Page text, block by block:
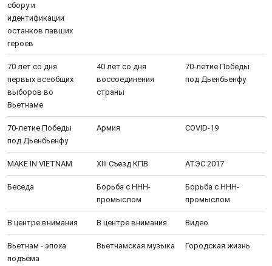
сбору и
идентификации
останков павших
героев
70 лет со дня
первых всеобщих
выборов во
Вьетнаме
40 лет со дня
воссоединения
страны
70-летие Победы
под Дьенбьенфу
70-летие Победы
под Дьенбьенфу
Aрмия COVID-19
MAKE IN VIETNAM XIII Cъезд КПВ АТЭС 2017
Беседа
Борьба с ННН-
промыслом
Борьба с ННН-
промыслом
В центре внимания В центре внимания Видео
Вьетнам - эпоха
подъёма
Вьетнамская музыка Городская жизнь